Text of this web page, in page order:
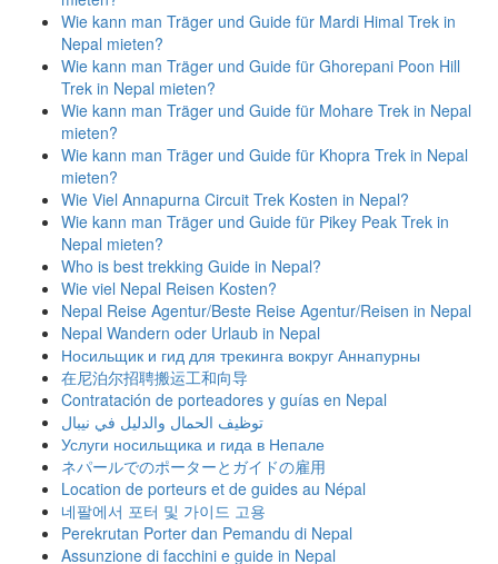
Wie kann man Träger und Guide für Mardi Himal Trek in
Nepal mieten?
Wie kann man Träger und Guide für Ghorepani Poon Hill
Trek in Nepal mieten?
Wie kann man Träger und Guide für Mohare Trek in Nepal
mieten?
Wie kann man Träger und Guide für Khopra Trek in Nepal
mieten?
Wie Viel Annapurna Circuit Trek Kosten in Nepal?
Wie kann man Träger und Guide für Pikey Peak Trek in
Nepal mieten?
Who is best trekking Guide in Nepal?
Wie viel Nepal Reisen Kosten?
Nepal Reise Agentur/Beste Reise Agentur/Reisen in Nepal
Nepal Wandern oder Urlaub in Nepal
Носильщик и гид для трекинга вокруг Аннапурны
在尼泊尔招聘搬运工和向导
Contratación de porteadores y guías en Nepal
توظيف الحمال والدليل في نيبال
Услуги носильщика и гида в Непале
ネパールでのポーターとガイドの雇用
Location de porteurs et de guides au Népal
네팔에서 포터 및 가이드 고용
Perekrutan Porter dan Pemandu di Nepal
Assunzione di facchini e guide in Nepal